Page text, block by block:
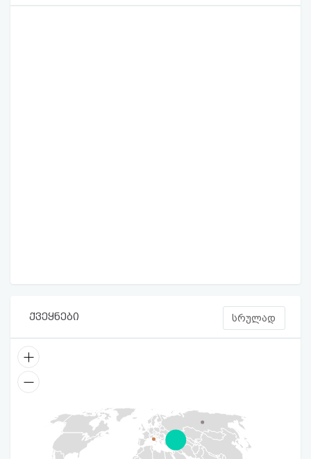
ქვეყნები სრულად